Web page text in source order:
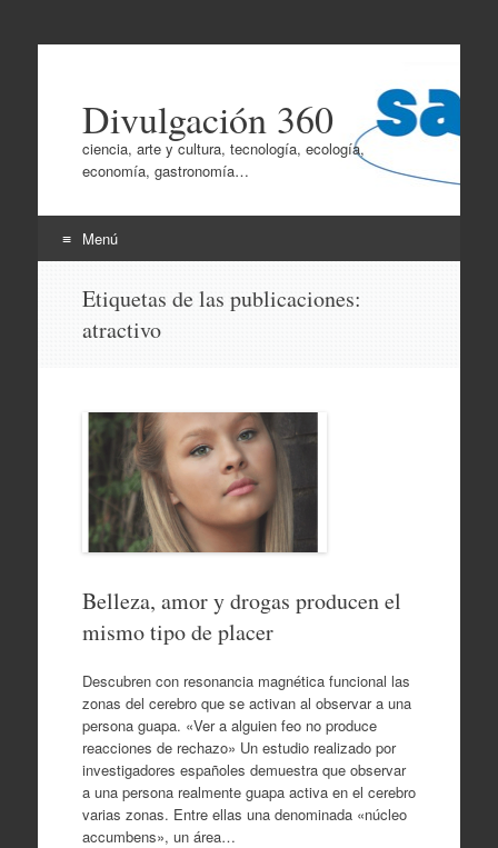
Divulgación 360
ciencia, arte y cultura, tecnología, ecología,
economía, gastronomía…
Menú
contenido
Etiquetas de las publicaciones:
atractivo
Belleza, amor y drogas producen el
mismo tipo de placer
Descubren con resonancia magnética funcional las
zonas del cerebro que se activan al observar a una
persona guapa. «Ver a alguien feo no produce
reacciones de rechazo» Un estudio realizado por
investigadores españoles demuestra que observar
a una persona realmente guapa activa en el cerebro
varias zonas. Entre ellas una denominada «núcleo
accumbens», un área…